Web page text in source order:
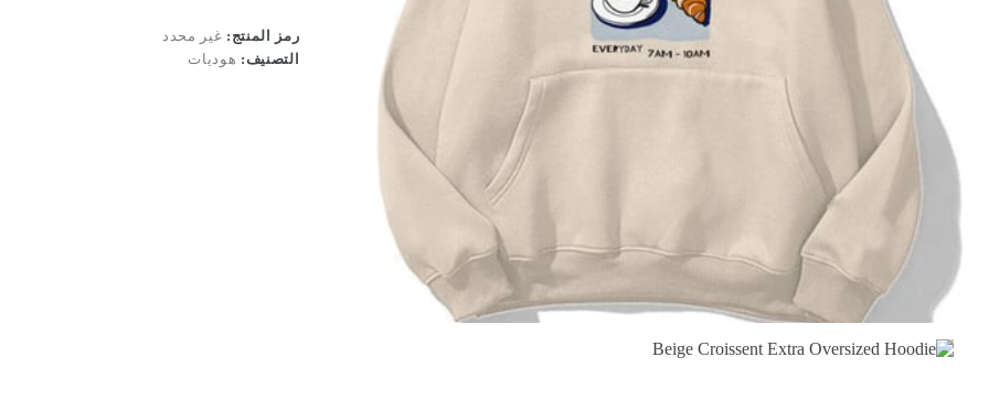
رمز المنتج: غير محدد
التصنيف: هوديات